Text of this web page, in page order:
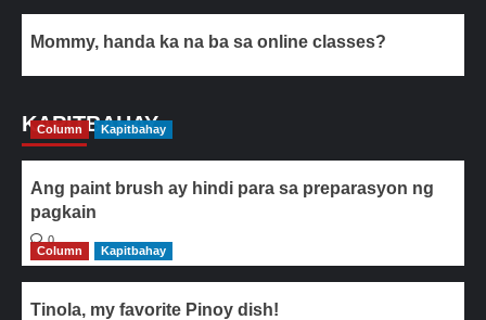
Mommy, handa ka na ba sa online classes?
KAPITBAHAY
Column Kapitbahay
Ang paint brush ay hindi para sa preparasyon ng
pagkain
0
Column
Kapitbahay
Tinola, my favorite Pinoy dish!